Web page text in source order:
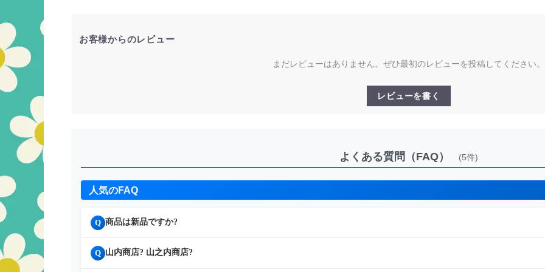
お客様からのレビュー
まだレビューはありません。ぜひ最初のレビューを投稿してください。
レビューを書く
よくある質問（FAQ） (5件)
人気のFAQ
Q 商品は新品ですか?
Q 山内商店? 山之内商店?